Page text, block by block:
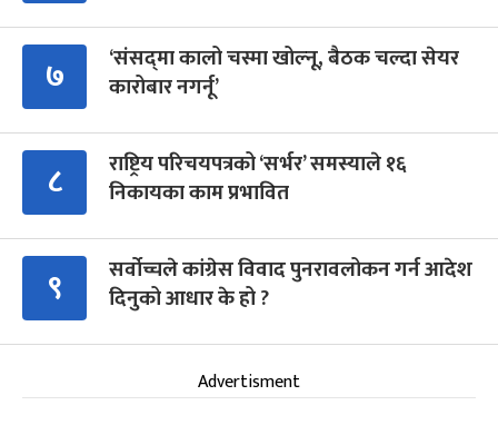
७
‘संसद्‍मा कालो चस्मा खोल्नू, बैठक चल्दा सेयर
कारोबार नगर्नू’
८
राष्ट्रिय परिचयपत्रको ‘सर्भर’ समस्याले १६
निकायका काम प्रभावित
९
सर्वोच्चले कांग्रेस विवाद पुनरावलोकन गर्न आदेश
दिनुको आधार के हो ?
Advertisment